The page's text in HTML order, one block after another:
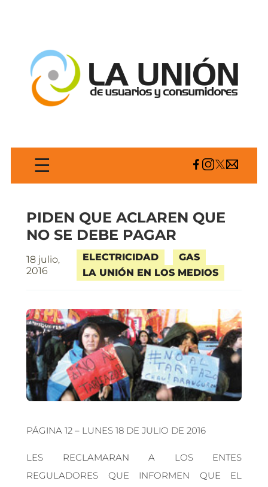
☰
PIDEN QUE ACLAREN QUE
NO SE DEBE PAGAR
18 julio,
2016
ELECTRICIDAD
GAS
LA UNIÓN EN LOS MEDIOS
PÁGINA 12 – LUNES 18 DE JULIO DE 2016
LES RECLAMARAN A LOS ENTES
REGULADORES QUE INFORMEN QUE EL